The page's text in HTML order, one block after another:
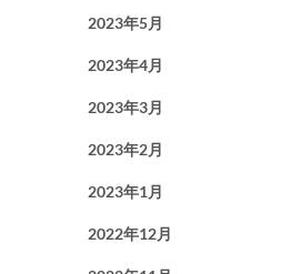
2023年5月
2023年4月
2023年3月
2023年2月
2023年1月
2022年12月